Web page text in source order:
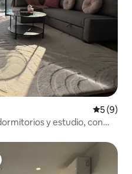
5 (9)
y estudio, con